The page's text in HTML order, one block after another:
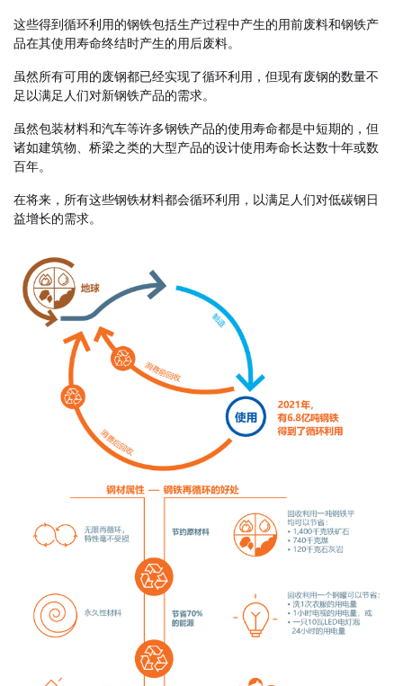
这些得到循环利用的钢铁包括生产过程中产生的用前废料和钢铁产
品在其使用寿命终结时产生的用后废料。
虽然所有可用的废钢都已经实现了循环利用，但现有废钢的数量不
足以满足人们对新钢铁产品的需求。
虽然包装材料和汽车等许多钢铁产品的使用寿命都是中短期的，但
诸如建筑物、桥梁之类的大型产品的设计使用寿命长达数十年或数
百年。
在将来，所有这些钢铁材料都会循环利用，以满足人们对低碳钢日
益增长的需求。